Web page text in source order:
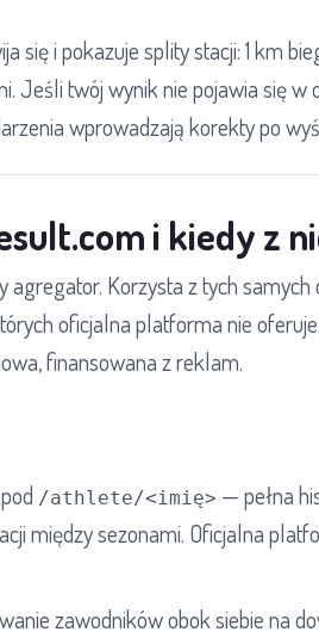
się i pokazuje splity stacji: 1 km
Jeśli twój wynik nie pojawia się
wprowadzają korekty po
i kiedy z
agregator. Korzysta z tych
oficjalna platforma nie
finansowana z reklam.
pod /athlete/<imię> — pełna
między sezonami. Oficjalna
zawodników obok siebie na